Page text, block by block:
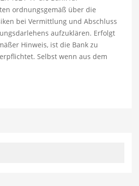
ordnungsgemäß über die
bei Vermittlung und Abschluss
aufzuklären. Erfolgt
Hinweis, ist die Bank zu
Selbst wenn aus dem